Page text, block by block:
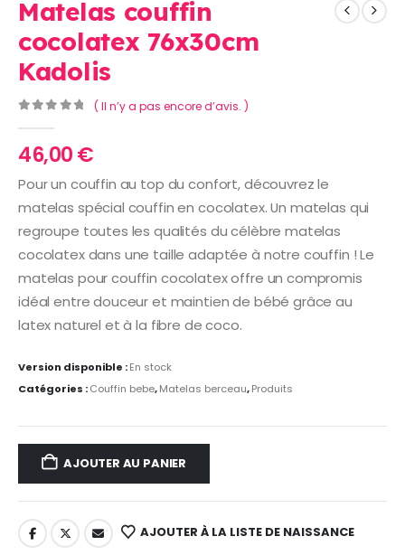
Matelas couffin
cocolatex 76x30cm
Kadolis
( Il n’y a pas encore d’avis. )
46,00€
Pour un couffin au top du confort, découvrez le
matelas spécial couffin en cocolatex. Un matelas qui
regroupe toutes les qualités du célèbre matelas
cocolatex dans une taille adaptée à notre couffin ! Le
matelas pour couffin cocolatex offre un compromis
idéal entre douceur et maintien de bébé grâce au
latex naturel et à la fibre de coco.
Version disponible :En stock
Catégories :Couffin bebe,Matelas berceau,Produits
AJOUTER AU PANIER
AJOUTER À LA LISTE DE NAISSANCE